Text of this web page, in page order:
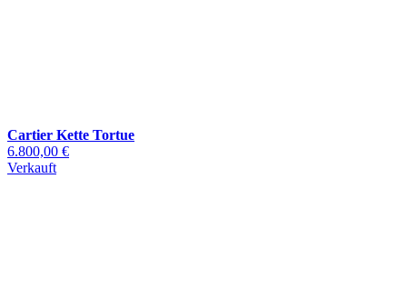
Cartier Kette Tortue
6.800,00 €
Verkauft